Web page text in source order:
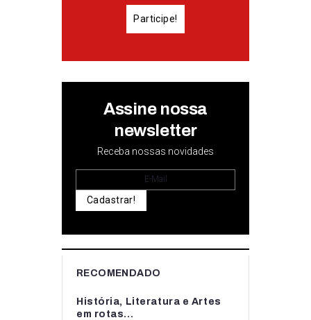
Participe!
Assine nossa
newsletter
Receba nossas novidades
Cadastrar!
RECOMENDADO
História, Literatura e Artes
em rotas...